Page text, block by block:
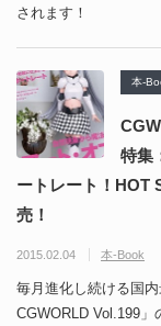
されます！
本-
特集
ートレート！HOT
売！
2015.02.04 本-Book
毎月進化し続ける国
CGWORLD Vol.199